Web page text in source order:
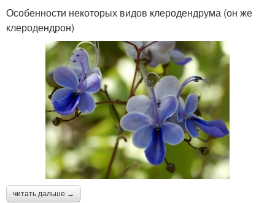
Особенности некоторых видов клеродендрума (он же
клеродендрон)
читать дальше →